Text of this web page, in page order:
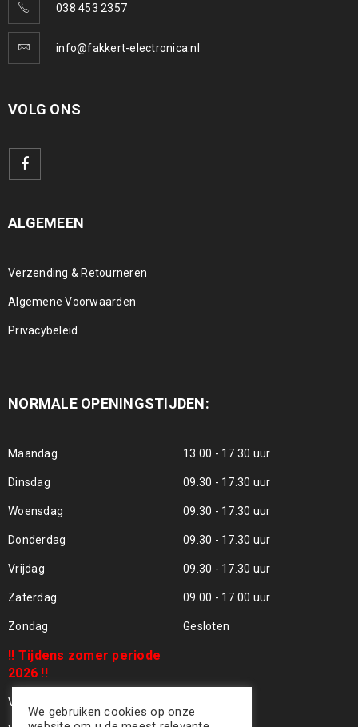
038 453 2357
info@fakkert-electronica.nl
VOLG ONS
ALGEMEEN
Verzending & Retourneren
Algemene Voorwaarden
Privacybeleid
NORMALE OPENINGSTIJDEN:
Maandag 13.00 - 17.30 uur
Dinsdag 09.30 - 17.30 uur
Woensdag 09.30 - 17.30 uur
Donderdag 09.30 - 17.30 uur
Vrijdag 09.30 - 17.30 uur
Zaterdag 09.00 - 17.00 uur
Zondag Gesloten
!! Tijdens zomer periode
2026 !!
Vrijdag 24 Juli - Gesloten !!
We gebruiken cookies op onze